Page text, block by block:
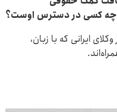
چه کسی در دسترس اوست؟
ایرانی که با زبان،